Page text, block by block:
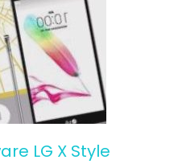
LG X Style